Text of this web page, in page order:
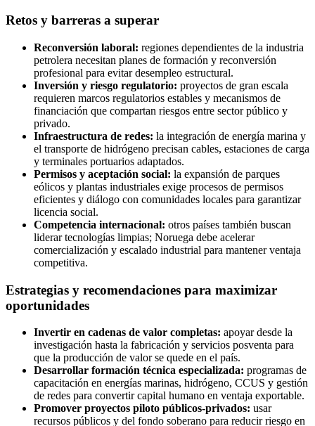
Retos y barreras a superar
Reconversión laboral: regiones dependientes de la industria
petrolera necesitan planes de formación y reconversión
profesional para evitar desempleo estructural.
Inversión y riesgo regulatorio: proyectos de gran escala
requieren marcos regulatorios estables y mecanismos de
financiación que compartan riesgos entre sector público y
privado.
Infraestructura de redes: la integración de energía marina y
el transporte de hidrógeno precisan cables, estaciones de carga
y terminales portuarios adaptados.
Permisos y aceptación social: la expansión de parques
eólicos y plantas industriales exige procesos de permisos
eficientes y diálogo con comunidades locales para garantizar
licencia social.
Competencia internacional: otros países también buscan
liderar tecnologías limpias; Noruega debe acelerar
comercialización y escalado industrial para mantener ventaja
competitiva.
Estrategias y recomendaciones para maximizar
oportunidades
Invertir en cadenas de valor completas: apoyar desde la
investigación hasta la fabricación y servicios posventa para
que la producción de valor se quede en el país.
Desarrollar formación técnica especializada: programas de
capacitación en energías marinas, hidrógeno, CCUS y gestión
de redes para convertir capital humano en ventaja exportable.
Promover proyectos piloto públicos-privados: usar
recursos públicos y del fondo soberano para reducir riesgo en